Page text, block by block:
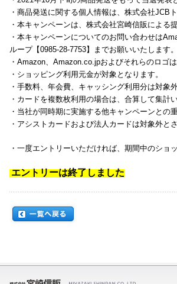
・商品発送に関する個人情報は、株式会社JCB
・本キャンペーンは、株式会社宮崎信販による提
・本キャンペーンについてのお問い合わせは
ループ【0985-28-7753】までお願いいたします。
・Amazon、Amazon.co.jpおよびそれらのロゴ
・ショッピング利用元金が対象となります。
・手数料、年会費、キャッシング利用分は対象
・カードを複数枚利用の場合は、合算して集計
・当社が同時期に実施する他キャンペーンとの
・アシストカードおよび法人カードは対象外と
・一度エントリーいただければ、期間中のショ
エントリーは終了しました